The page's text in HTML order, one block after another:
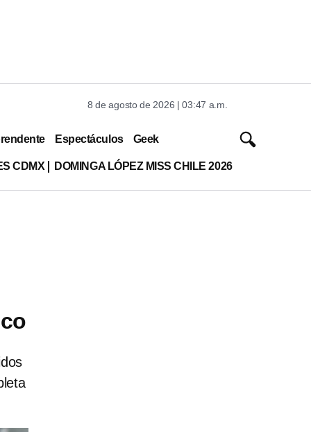
8 de agosto de 2026 | 03:47 a.m.
Espectáculos Geek
CDMX DOMINGA LÓPEZ MISS CHILE 2026